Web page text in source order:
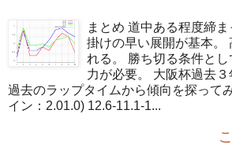
まとめ 道中ある程度締
掛けの早い展開が基本。
れる。 勝ち切る条件と
力が必要。 大阪杯過去
過去のラップタイムから傾向を探って
イン：2.01.0) 12.6-11.1-1...